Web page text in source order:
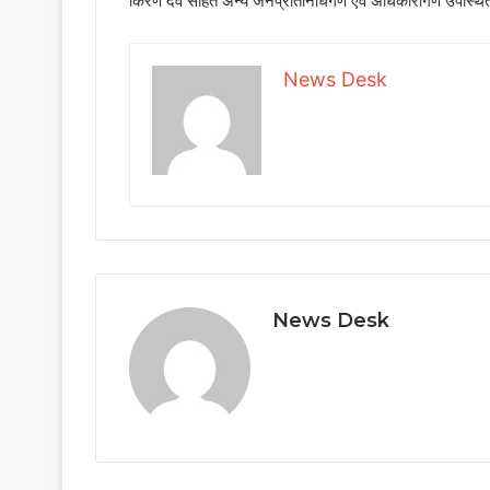
News Desk
News Desk